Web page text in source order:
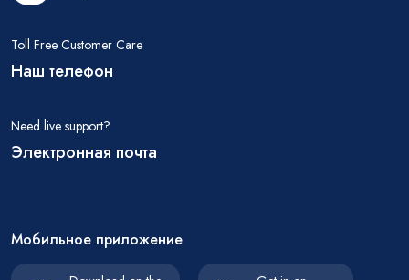
Toll Free Customer Care
Наш телефон
Need live support?
Электронная почта
Мобильное приложение